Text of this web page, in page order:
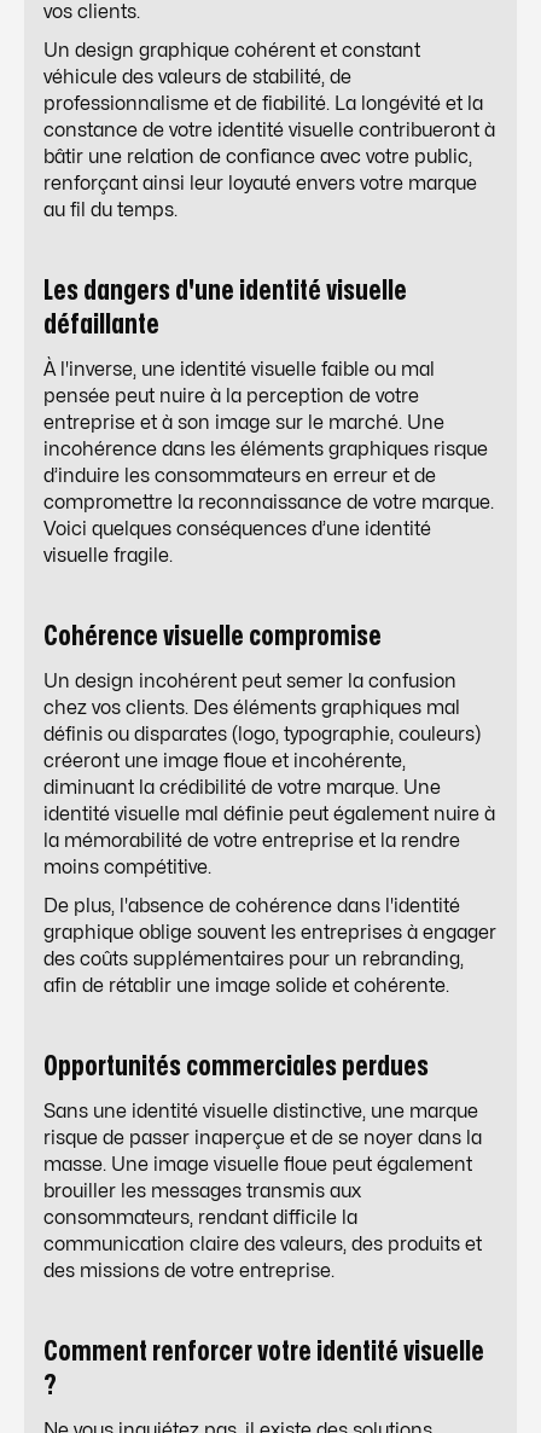
vos clients.
Un design graphique cohérent et constant
véhicule des valeurs de stabilité, de
professionnalisme et de fiabilité. La longévité et la
constance de votre identité visuelle contribueront à
bâtir une relation de confiance avec votre public,
renforçant ainsi leur loyauté envers votre marque
au fil du temps.
Les dangers d'une identité visuelle
défaillante
À l'inverse, une identité visuelle faible ou mal
pensée peut nuire à la perception de votre
entreprise et à son image sur le marché. Une
incohérence dans les éléments graphiques risque
d’induire les consommateurs en erreur et de
compromettre la reconnaissance de votre marque.
Voici quelques conséquences d’une identité
visuelle fragile.
Cohérence visuelle compromise
Un design incohérent peut semer la confusion
chez vos clients. Des éléments graphiques mal
définis ou disparates (logo, typographie, couleurs)
créeront une image floue et incohérente,
diminuant la crédibilité de votre marque. Une
identité visuelle mal définie peut également nuire à
la mémorabilité de votre entreprise et la rendre
moins compétitive.
De plus, l'absence de cohérence dans l'identité
graphique oblige souvent les entreprises à engager
des coûts supplémentaires pour un rebranding,
afin de rétablir une image solide et cohérente.
Opportunités commerciales perdues
Sans une identité visuelle distinctive, une marque
risque de passer inaperçue et de se noyer dans la
masse. Une image visuelle floue peut également
brouiller les messages transmis aux
consommateurs, rendant difficile la
communication claire des valeurs, des produits et
des missions de votre entreprise.
Comment renforcer votre identité visuelle
?